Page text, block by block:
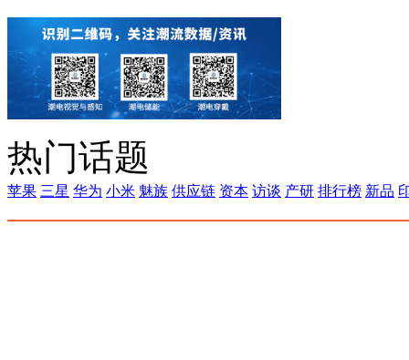
热门话题
苹果 三星 华为 小米 魅族 供应链 资本 访谈 产研 排行榜 新品